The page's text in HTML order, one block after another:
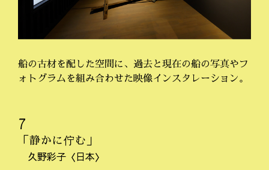
船の古材を配した空間に、過去と現在の船の写真やフ
ォトグラムを組み合わせた映像インスタレーション。
7
「静かに佇む」
久野彩子〈日本〉